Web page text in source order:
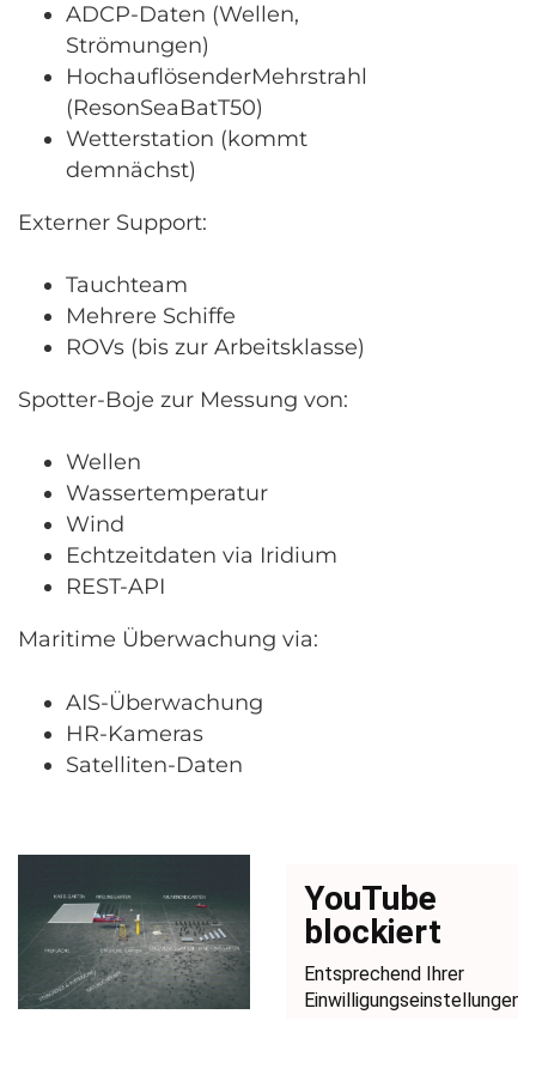
ADCP-Daten (Wellen,
Strömungen)
HochauflösenderMehrstrahl
(ResonSeaBatT50)
Wetterstation (kommt
demnächst)
Externer Support:
Tauchteam
Mehrere Schiffe
ROVs (bis zur Arbeitsklasse)
Spotter-Boje zur Messung von:
Wellen
Wassertemperatur
Wind
Echtzeitdaten via Iridium
REST-API
Maritime Überwachung via:
AIS-Überwachung
HR-Kameras
Satelliten-Daten